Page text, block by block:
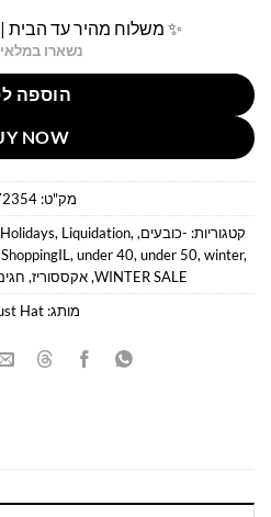
✨ משלוח מהיר עד הבית
נשארו במלאי
הוספה
NOW
מק"ט:
קטגוריות: -כובעים,
Holidays, Liquidation,
ShoppingIL,under 40,under 50,winter,
WINTER SALE
,אקססוריז,
מותג:Hat